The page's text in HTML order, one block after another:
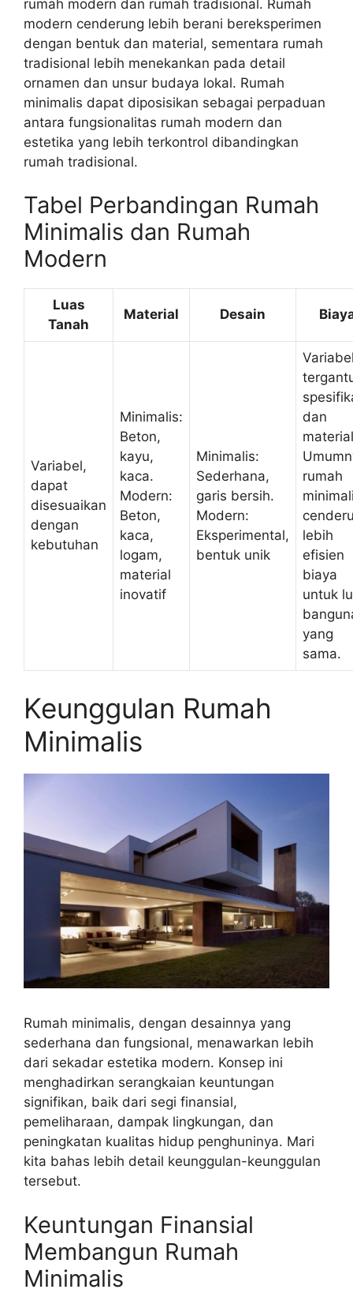
rumah modern dan rumah tradisional. Rumah
modern cenderung lebih berani bereksperimen
dengan bentuk dan material, sementara rumah
tradisional lebih menekankan pada detail
ornamen dan unsur budaya lokal. Rumah
minimalis dapat diposisikan sebagai perpaduan
antara fungsionalitas rumah modern dan
estetika yang lebih terkontrol dibandingkan
rumah tradisional.
Tabel Perbandingan Rumah
Minimalis dan Rumah
Modern
Luas
Tanah
Material Desain
Variabel,
dapat
disesuaikan
dengan
kebutuhan
Minimalis:
Beton,
kayu,
kaca.
Modern:
Beton,
kaca,
logam,
material
inovatif
Minimalis:
Sederhana,
garis bersih.
Modern:
Eksperimental,
bentuk unik
dan
rumah
lebih
efisien
biaya
untuk
yang
sama.
Keunggulan Rumah
Minimalis
Rumah minimalis, dengan desainnya yang
sederhana dan fungsional, menawarkan lebih
dari sekadar estetika modern. Konsep ini
menghadirkan serangkaian keuntungan
signifikan, baik dari segi finansial,
pemeliharaan, dampak lingkungan, dan
peningkatan kualitas hidup penghuninya. Mari
kita bahas lebih detail keunggulan-keunggulan
tersebut.
Keuntungan Finansial
Membangun Rumah
Minimalis